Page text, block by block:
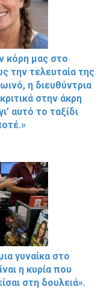
κόρη μας στο
την τελευταία της
η διευθύντρια
στην άκρη
αυτό το ταξίδι
γυναίκα στο
η κυρία που
στη δουλειά».